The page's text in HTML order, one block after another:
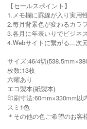
【セールスポイント】
1.メモ欄に罫線が入り実用
2.毎月背景色が変わるカラ
3.各月に年表いりでビジネ
4.Webサイトに繋がる二次
サイズ:46/4切
枚数:13枚
六曜あり
エコ製本(紙製本)
印刷寸法:60mm×330mm以
スミ1色
＊その他の色ご希望のお客